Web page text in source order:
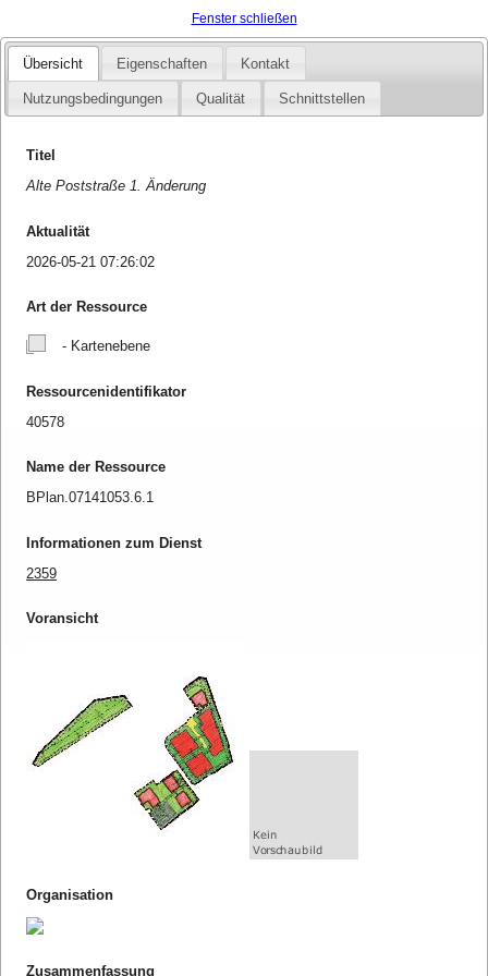
Fenster schließen
Übersicht Eigenschaften Kontakt
Nutzungsbedingungen Qualität Schnittstellen
Titel
Alte Poststraße 1. Änderung
Aktualität
2026-05-21 07:26:02
Art der Ressource
- Kartenebene
Ressourcenidentifikator
40578
Name der Ressource
BPlan.07141053.6.1
Informationen zum Dienst
2359
Voransicht
Organisation
Zusammenfassung